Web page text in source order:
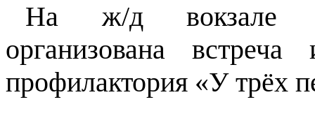
На ж/двокзале
организована
профилактория «У трёх